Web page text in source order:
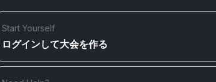
Start Yourself
ログインして大会を作る